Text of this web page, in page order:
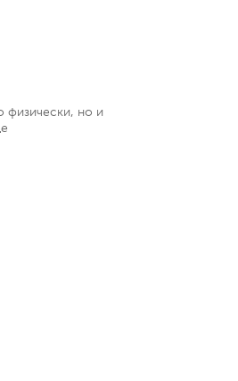
физически, но и